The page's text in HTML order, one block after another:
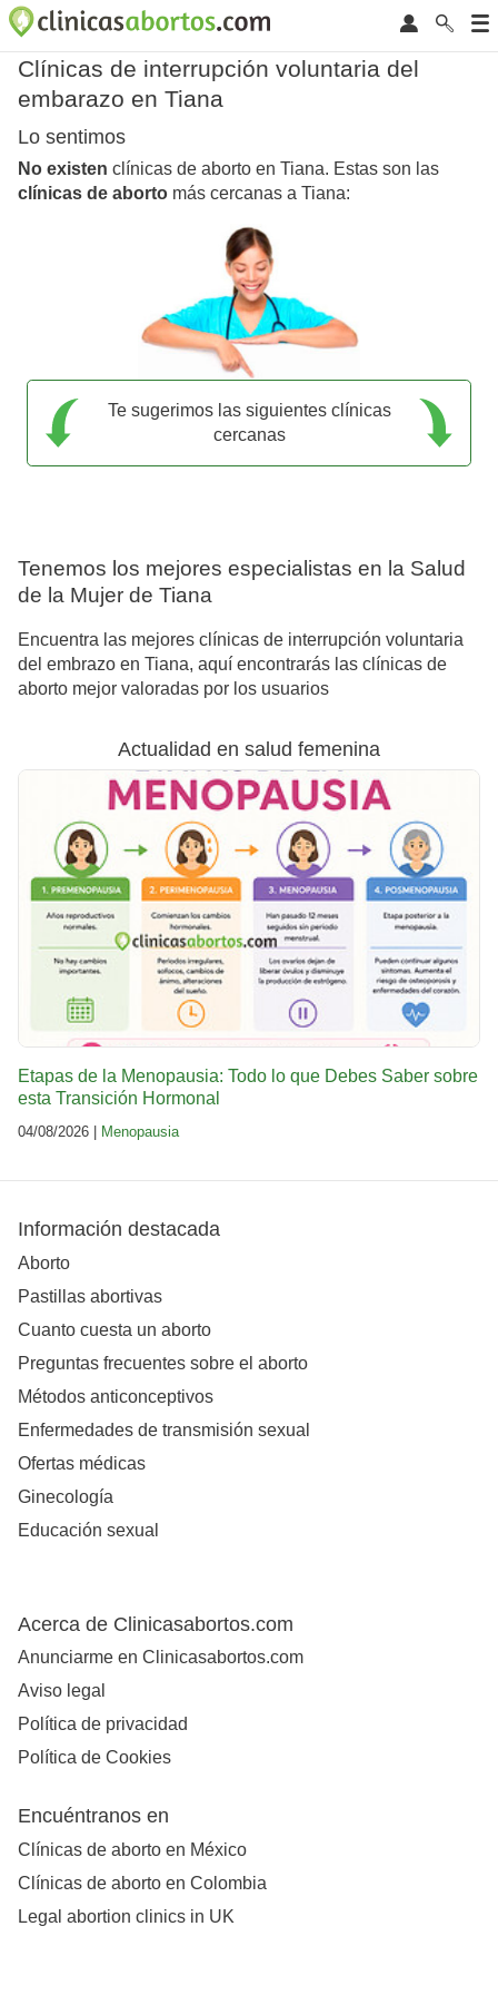
Clínicas de interrupción voluntaria del
embarazo en Tiana
Lo sentimos
No existen clínicas de aborto en Tiana. Estas son las
clínicas de aborto más cercanas a Tiana:
Te sugerimos las siguientes clínicas
cercanas
Tenemos los mejores especialistas en la Salud
de la Mujer de Tiana
Encuentra las mejores clínicas de interrupción voluntaria
del embrazo en Tiana, aquí encontrarás las clínicas de
aborto mejor valoradas por los usuarios
Actualidad en salud femenina
Etapas de la Menopausia: Todo lo que Debes Saber sobre
esta Transición Hormonal
04/08/2026 | Menopausia
Información destacada
Aborto
Pastillas abortivas
Cuanto cuesta un aborto
Preguntas frecuentes sobre el aborto
Métodos anticonceptivos
Enfermedades de transmisión sexual
Ofertas médicas
Ginecología
Educación sexual
Acerca de Clinicasabortos.com
Anunciarme en Clinicasabortos.com
Aviso legal
Política de privacidad
Política de Cookies
Encuéntranos en
Clínicas de aborto en México
Clínicas de aborto en Colombia
Legal abortion clinics in UK